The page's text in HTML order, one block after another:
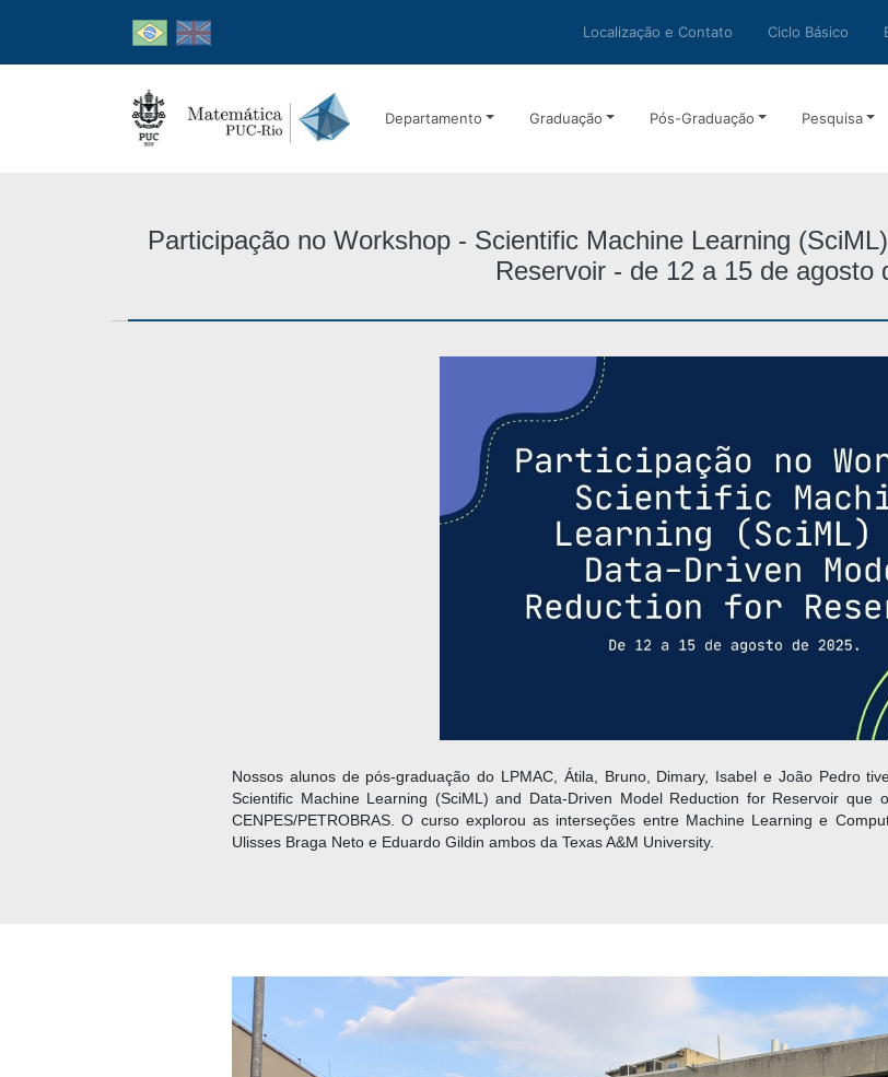
Localização e Contato Ciclo Básico
Departamento Graduação Pós-Graduação Pesquisa
Participação no Workshop - Scientific Machine Learning
Reservoir - de 12 a 15 de agosto
Nossos alunos de pós-graduação do LPMAC, Átila, Bruno, Dimary, Isabel e João Pedro
Scientific Machine Learning (SciML) and Data-Driven Model Reduction for Reservoir
CENPES/PETROBRAS. O curso explorou as interseções entre Machine Learning e
Ulisses Braga Neto e Eduardo Gildin ambos da Texas A&M University.